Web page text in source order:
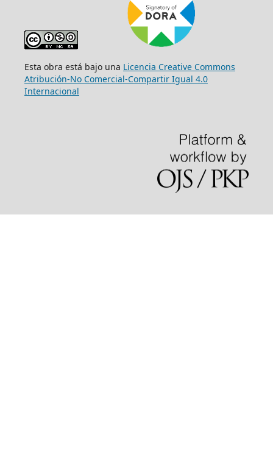
Esta obra está bajo una Licencia Creative Commons
Atribución-No Comercial-Compartir Igual 4.0
Internacional